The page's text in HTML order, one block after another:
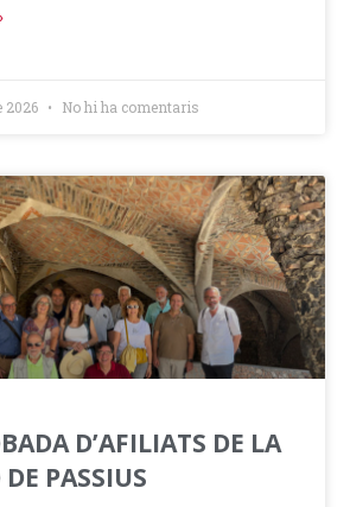
2026 No hi ha comentaris
D’AFILIATS DE LA
DE PASSIUS